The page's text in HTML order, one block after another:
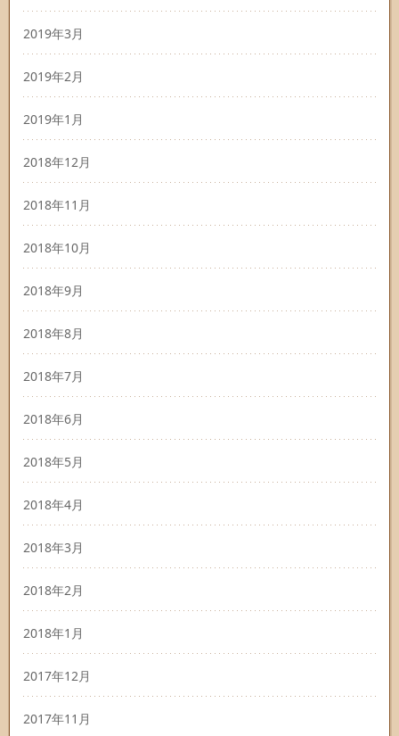
2019年3月
2019年2月
2019年1月
2018年12月
2018年11月
2018年10月
2018年9月
2018年8月
2018年7月
2018年6月
2018年5月
2018年4月
2018年3月
2018年2月
2018年1月
2017年12月
2017年11月